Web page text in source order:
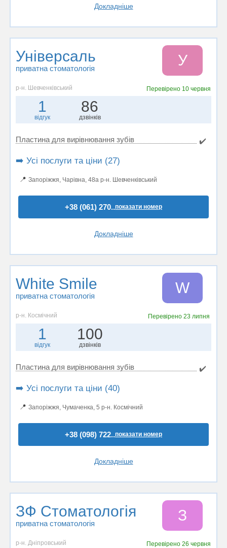
Докладніше
Універсаль
приватна стоматологія У
р-н. Шевченківський Перевірено 10 червня
1
відгук
86
дзвінків
Пластина для вирівнювання зубів ✔️
➡️ Усі послуги та ціни (27)
📍 Запоріжжя, Чарівна, 48а р-н. Шевченківський
+38 (061) 270..показати номер
Докладніше
White Smile
приватна стоматологія W
р-н. Космічний Перевірено 23 липня
1
відгук
100
дзвінків
Пластина для вирівнювання зубів ✔️
➡️ Усі послуги та ціни (40)
📍 Запоріжжя, Чумаченкa, 5 р-н. Космічний
+38 (098) 722..показати номер
Докладніше
ЗФ Стоматологія
приватна стоматологія З
р-н. Дніпровський Перевірено26 червня